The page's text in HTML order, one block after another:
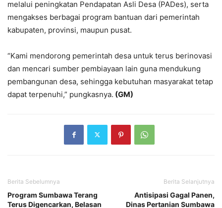
melalui peningkatan Pendapatan Asli Desa (PADes), serta
mengakses berbagai program bantuan dari pemerintah
kabupaten, provinsi, maupun pusat.
“Kami mendorong pemerintah desa untuk terus berinovasi
dan mencari sumber pembiayaan lain guna mendukung
pembangunan desa, sehingga kebutuhan masyarakat tetap
dapat terpenuhi,” pungkasnya. (GM)
Berita Sebelumnya
Program Sumbawa Terang
Terus Digencarkan, Belasan
Berita Selanjutnya
Antisipasi Gagal Panen,
Dinas Pertanian Sumbawa